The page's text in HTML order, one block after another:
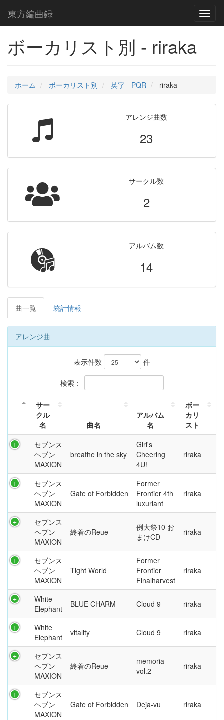
東方編曲録
ボーカリスト別 - riraka
ホーム ボーカリスト別 英字 - PQR riraka
アレンジ曲数
23
サークル数
2
アルバム数
14
曲一覧 統計情報
アレンジ曲
表示件数 件
検索：
サー
クル
名
曲名
アルバム
名
ボー
カリ
スト
セブンス
ヘブン
MAXION
breathe in the sky
Girl's
Cheering
4U!
riraka
セブンス
ヘブン
MAXION
Gate of Forbidden
Former
Frontier 4th
luxuriant
riraka
セブンス
ヘブン
MAXION
終着のReue
例大祭10 お
まけCD
riraka
セブンス
ヘブン
MAXION
Tight World
Former
Frontier
Finalharvest
riraka
White
Elephant
BLUE CHARM Cloud 9 riraka
White
Elephant
vitality Cloud 9 riraka
セブンス
ヘブン
MAXION
終着のReue
memoria
vol.2
riraka
セブンス
ヘブン
MAXION
Gate of Forbidden Deja-vu riraka